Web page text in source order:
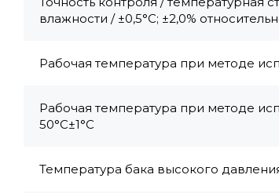
влажности / ±0,5°C; ±2,0%
Рабочая температура при методе
Рабочая температура при методе
50°C±1°C
Температура бака высокого